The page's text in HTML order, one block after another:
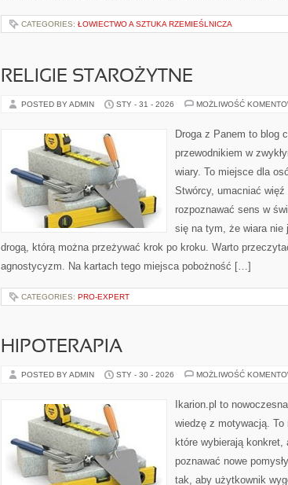
CATEGORIES: ŁOWIECTWO A SZTUKA RZEMIEŚLNICZA
RELIGIE STAROŻYTNE
POSTED BY ADMIN STY - 31 - 2026 MOŻLIWOŚĆ
Droga z Panem to blog
przewodnikiem w
wiary. To miejsce dla
Stwórcy, umacniać
rozpoznawać sens w
się na tym, że wiara nie
drogą, którą można przeżywać krok po kroku. Warto
agnostycyzm. Na kartach tego miejsca pobożność […]
CATEGORIES: PRO-EXPERT
HIPOTERAPIA
POSTED BY ADMIN STY - 30 - 2026 MOŻLIWOŚĆ
Ikarion.pl to
wiedzę z motywacją.
które wybierają
poznawać nowe
tak, aby użytkownik